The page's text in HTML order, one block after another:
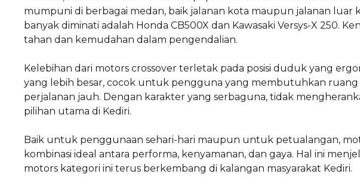
mumpuni di berbagai medan, baik jalanan kota maupun jalanan luar
banyak diminati adalah Honda CB500X dan Kawasaki Versys-X 250.
tahan dan kemudahan dalam pengendalian.
Kelebihan dari motors crossover terletak pada posisi duduk yang
yang lebih besar, cocok untuk pengguna yang membutuhkan ruang
perjalanan jauh. Dengan karakter yang serbaguna, tidak
pilihan utama di Kediri.
Baik untuk penggunaan sehari-hari maupun untuk petualangan,
kombinasi ideal antara performa, kenyamanan, dan gaya. Hal ini
motors kategori ini terus berkembang di kalangan masyarakat Kediri.